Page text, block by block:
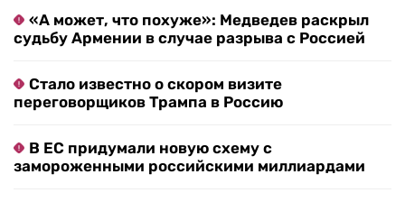
«А может, что похуже»: Медведев раскрыл
судьбу Армении в случае разрыва с Россией
Стало известно о скором визите
переговорщиков Трампа в Россию
В ЕС придумали новую схему с
замороженными российскими миллиардами